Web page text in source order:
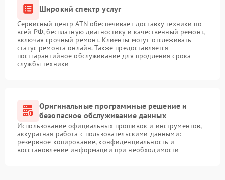
Широкий спектр услуг
Сервисный центр ATN обеспечивает доставку техники по
всей РФ, бесплатную диагностику и качественный ремонт,
включая срочный ремонт. Клиенты могут отслеживать
статус ремонта онлайн. Также предоставляется
постгарантийное обслуживание для продления срока
службы техники
Оригинальные программные решение и
безопасное обслуживание данных
Использование официальных прошивок и инструментов,
аккуратная работа с пользовательскими данными:
резервное копирование, конфиденциальность и
восстановление информации при необходимости